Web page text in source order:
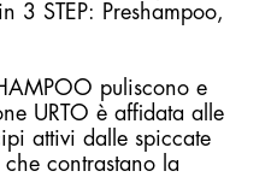
3 STEP: Preshampoo,
puliscono e
URTO è affidata alle
attivi dalle spiccate
contrastano la